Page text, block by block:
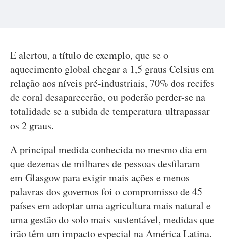
E alertou, a título de exemplo, que se o
aquecimento global chegar a 1,5 graus Celsius em
relação aos níveis pré-industriais, 70% dos recifes
de coral desaparecerão, ou poderão perder-se na
totalidade se a subida de temperatura ultrapassar
os 2 graus.
A principal medida conhecida no mesmo dia em
que dezenas de milhares de pessoas desfilaram
em Glasgow para exigir mais ações e menos
palavras dos governos foi o compromisso de 45
países em adoptar uma agricultura mais natural e
uma gestão do solo mais sustentável, medidas que
irão têm um impacto especial na América Latina.